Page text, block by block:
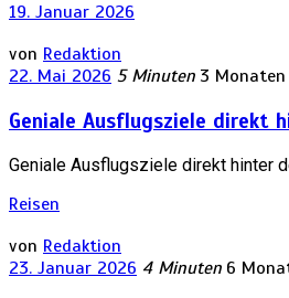
19. Januar 2026
von Redaktion
22. Mai 2026 5 Minuten 3 Monaten
Geniale Ausflugsziele direkt
Geniale Ausflugsziele direkt hinter
Reisen
von Redaktion
23. Januar 2026 4 Minuten 6